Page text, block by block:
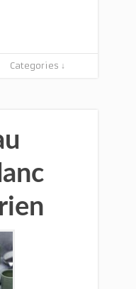
Categories ↓